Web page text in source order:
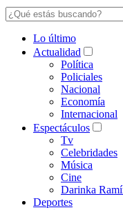
Lo último
Actualidad
Política
Policiales
Nacional
Economía
Internacional
Espectáculos
Tv
Celebridades
Música
Cine
Darinka
Deportes